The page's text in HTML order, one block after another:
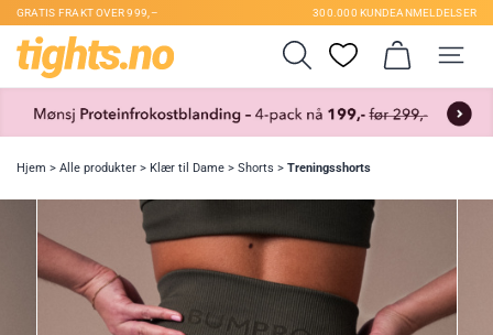
GRATIS FRAKT OVER 999,– 300.000 KUNDEANMELDELSER
Hjem > Alle produkter > Klær til Dame > Shorts > Treningsshorts